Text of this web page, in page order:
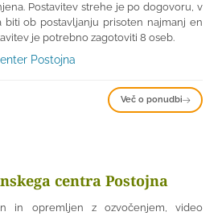
Postavitev strehe je po dogovoru, v
biti ob postavljanju prisoten najmanj en
je potrebno zagotoviti 8 oseb.
Postojna
Več o ponudbi
centra Postojna
in opremljen z ozvočenjem, video